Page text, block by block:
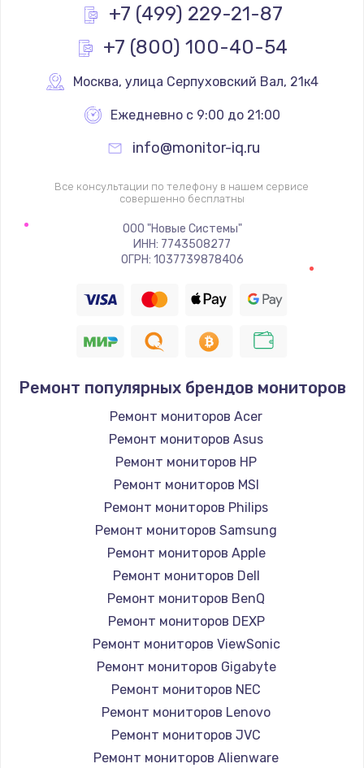
900 руб.
Заказать
Помехи и искажение звука
900 руб.
Заказать
Не работает
1400 руб.
Заказать
880 руб.
Заказать
390 руб.
Заказать
Замена Bluetooth/Wi-Fi модуля
800 руб.
Заказать
Замена картридера
890 руб.
Заказать
Замена микросхемы NFC
1100 руб.
Заказать
Замена шим-контроллера
+7 (499) 229-21-87
+7 (800) 100-40-54
Москва, улица Серпуховский Вал, 21к4
Ежедневно с 9:00 до 21:00
info@monitor-iq.ru
Все консультации по телефону в нашем сервисе
совершенно бесплатны
ООО "Новые Системы"
ИНН: 7743508277
ОГРН: 1037739878406
Ремонт популярных брендов мониторов
Ремонт мониторов Acer
Ремонт мониторов Asus
Ремонт мониторов HP
Ремонт мониторов MSI
Ремонт мониторов Philips
Ремонт мониторов Samsung
Ремонт мониторов Apple
Ремонт мониторов Dell
Ремонт мониторов BenQ
Ремонт мониторов DEXP
Ремонт мониторов ViewSonic
Ремонт мониторов Gigabyte
Ремонт мониторов NEC
Ремонт мониторов Lenovo
Ремонт мониторов JVC
Ремонт мониторов Alienware